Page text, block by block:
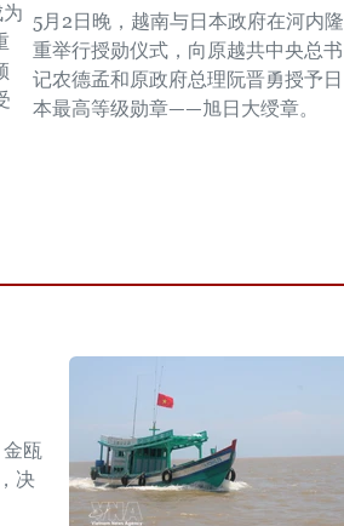
5月2日晚，越南与日本政府在河内隆
重举行授勋仪式，向原越共中央总书
记农德孟和原政府总理阮晋勇授予日
本最高等级勋章——旭日大绶章。
瓯
决